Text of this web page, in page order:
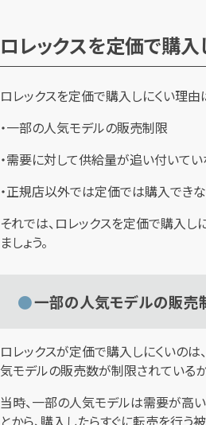
ロレックスを定価で購入
ロレックスを定価で購入しにくい理由
・一部の人気モデルの販売制限
・需要に対して供給量が追い付いて
・正規店以外では定価では購入でき
それでは、ロレックスを定価で購入し
ましょう。
一部の人気モデルの販売
ロレックスが定価で購入しにくいの
気モデルの販売数が制限されているか
当時、一部の人気モデルは需要が高
とから、購入したらすぐに転売を行う